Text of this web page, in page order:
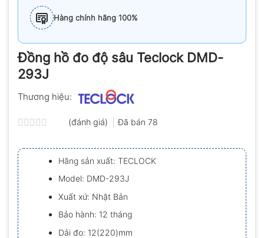
Hàng chính hãng 100%
Đồng hồ đo độ sâu Teclock DMD-
293J
Thương hiệu:
xếp
hạng
0.0
5
sao
(đánh giá) Đã bán 78
Hãng sản xuất: TECLOCK
Model: DMD-293J
Xuất xứ: Nhật Bản
Bảo hành: 12 tháng
Dải đo: 12(220)mm